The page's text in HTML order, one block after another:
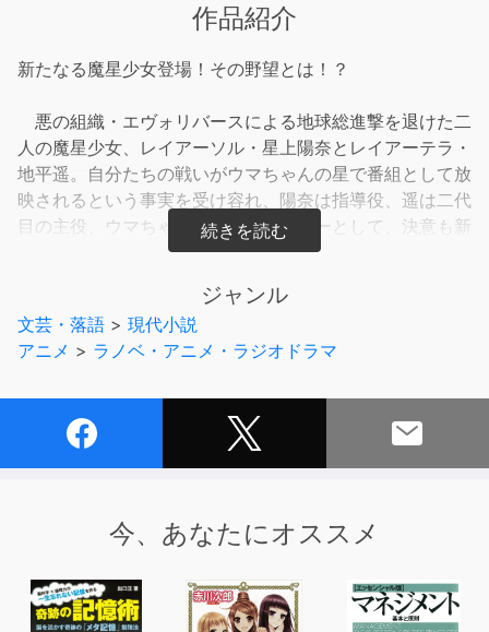
作品紹介
新たなる魔星少女登場！その野望とは！？
悪の組織・エヴォリバースによる地球総進撃を退けた二
人の魔星少女、レイアーソル・星上陽奈とレイアーテラ・
地平遥。自分たちの戦いがウマちゃんの星で番組として放
映されるという事実を受け容れ、陽奈は指導役、遥は二代
目の主役、ウマちゃんはプロデューサーとして、決意も新
たにセカンドシーズンがスタートする。ところがその番組
いた。いきなり最終決戦を見せたため、その後の話が地味
に思われているのではと分析するウマちゃん。新しいスポ
ンサーもついたのに、これはマズい。かくして番組の構成
ラスメイトのライトノベル作家志望の少女。しかし彼女
態は思わぬ方向へと進んで行く。またもや販売スケジュー
に危機が迫る！
ジャンル
文芸・落語 > 現代小説
アニメ > ラノベ・アニメ・ラジオドラマ
今、あなたにオススメ